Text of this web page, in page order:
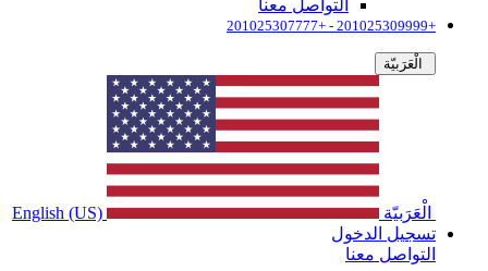
التواصل معنا
+201025309999 - +201025307777
الْعَرَبيّة
الْعَرَبيّة
English (US)
تسجيل الدخول
التواصل معنا